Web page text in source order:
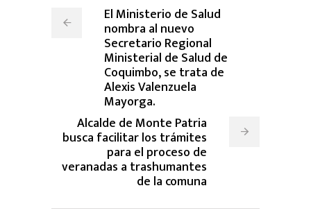
El Ministerio de Salud
nombra al nuevo
Secretario Regional
Ministerial de Salud de
Coquimbo, se trata de
Alexis Valenzuela
Mayorga.
Alcalde de Monte Patria
busca facilitar los trámites
para el proceso de
veranadas a trashumantes
de la comuna